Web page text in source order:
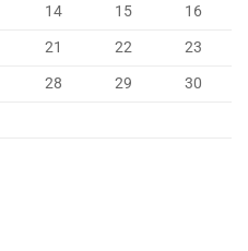
14 15
16
21 22
23
28 29
30